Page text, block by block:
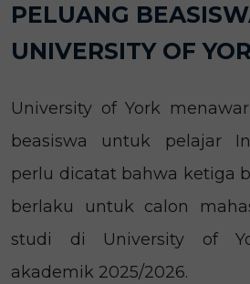
PELUANG
UNIVERSITY OF
University of York
beasiswa untuk pelajar
perlu dicatat bahwa ketiga
berlaku untuk calon
studi di University of
akademik 2025/2026.